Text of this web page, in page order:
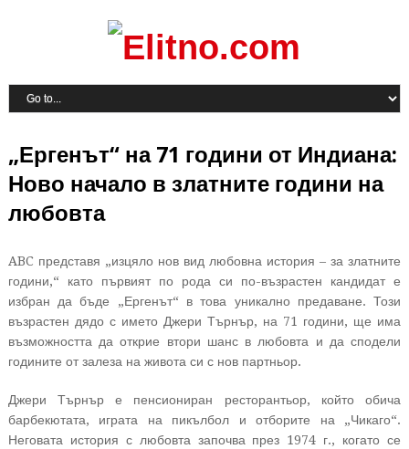
„Ергенът“ на 71 години от Индиана:
Ново начало в златните години на
любовта
ABC представя „изцяло нов вид любовна история – за златните
години,“ като първият по рода си по-възрастен кандидат е
избран да бъде „Ергенът“ в това уникално предаване. Този
възрастен дядо с името Джери Търнър, на 71 години, ще има
възможността да открие втори шанс в любовта и да сподели
годините от залеза на живота си с нов партньор.
Джери Търнър е пенсиониран ресторантьор, който обича
барбекютата, играта на пикълбол и отборите на „Чикаго“.
Неговата история с любовта започва през 1974 г., когато се